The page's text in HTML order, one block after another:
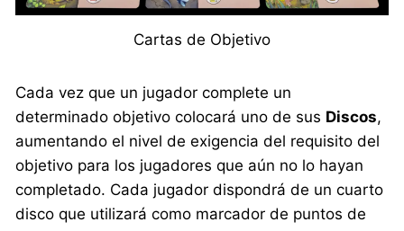
Cartas de Objetivo
Cada vez que un jugador complete un
determinado objetivo colocará uno de sus Discos,
aumentando el nivel de exigencia del requisito del
objetivo para los jugadores que aún no lo hayan
completado. Cada jugador dispondrá de un cuarto
disco que utilizará como marcador de puntos de